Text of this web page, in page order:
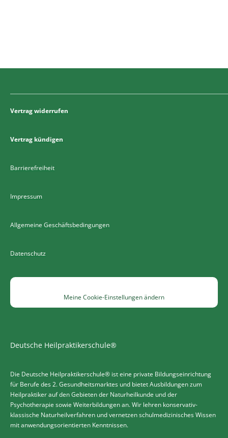
Vertrag widerrufen
Vertrag kündigen
Barrierefreiheit
Impressum
Allgemeine Geschäftsbedingungen
Datenschutz
Meine Cookie-Einstellungen ändern
Deutsche Heilpraktikerschule®
Die Deutsche Heilpraktikerschule® ist eine private Bildungseinrichtung
für Berufe des 2. Gesundheitsmarktes und bietet Ausbildungen zum
Heilpraktiker auf den Gebieten der Naturheilkunde und der
Psychotherapie sowie Weiterbildungen an. Wir lehren konservativ-
klassische Naturheilverfahren und vernetzen schulmedizinisches Wissen
mit anwendungsorientierten Kenntnissen.